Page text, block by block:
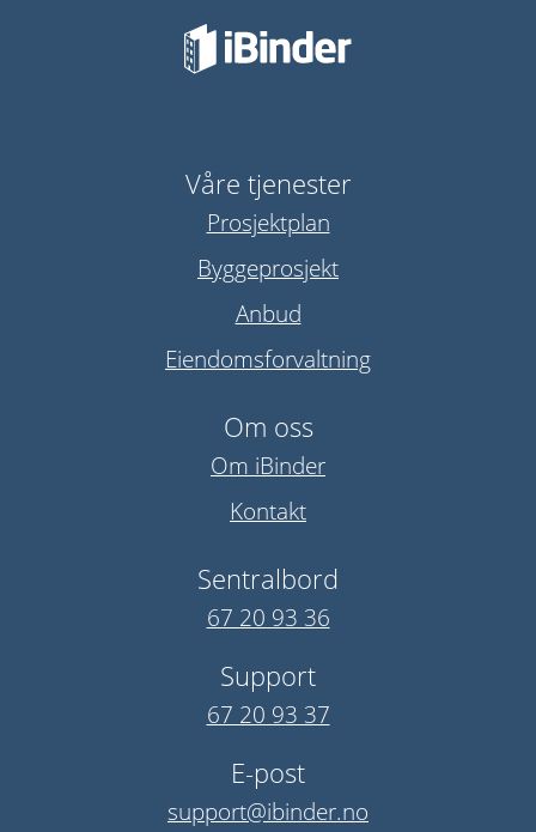
Våre tjenester
Prosjektplan
Byggeprosjekt
Anbud
Eiendomsforvaltning
Om oss
Om iBinder
Kontakt
Sentralbord
67 20 93 36
Support
67 20 93 37
E-post
support@ibinder.no